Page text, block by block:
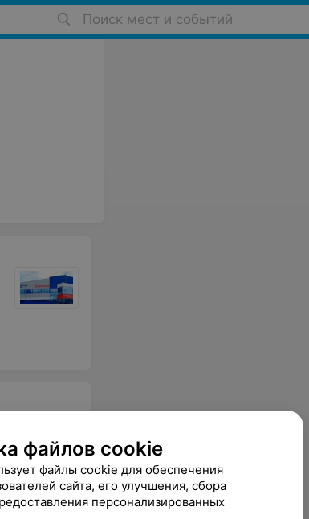
Поиск мест и событий
файлов cookie
файлы cookie для обеспечения
сайта, его улучшения, сбора
персонализированных